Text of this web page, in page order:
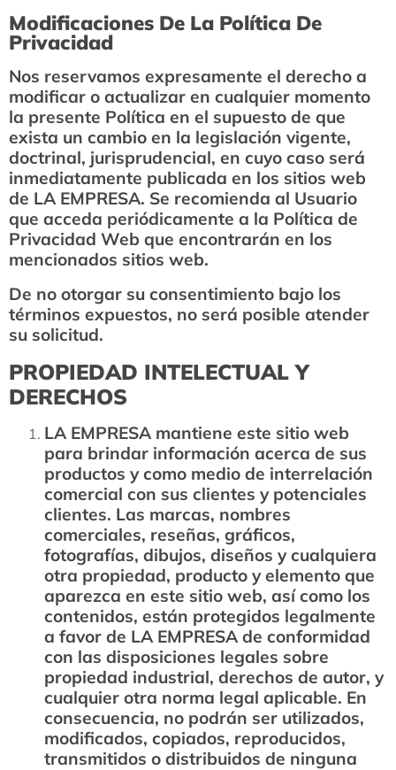
Modificaciones De La Política De
Privacidad
Nos reservamos expresamente el derecho a
modificar o actualizar en cualquier momento
la presente Política en el supuesto de que
exista un cambio en la legislación vigente,
doctrinal, jurisprudencial, en cuyo caso será
inmediatamente publicada en los sitios web
de LA EMPRESA. Se recomienda al Usuario
que acceda periódicamente a la Política de
Privacidad Web que encontrarán en los
mencionados sitios web.
De no otorgar su consentimiento bajo los
términos expuestos, no será posible atender
su solicitud.
PROPIEDAD INTELECTUAL Y
DERECHOS
LA EMPRESA mantiene este sitio web
para brindar información acerca de sus
productos y como medio de interrelación
comercial con sus clientes y potenciales
clientes. Las marcas, nombres
comerciales, reseñas, gráficos,
fotografías, dibujos, diseños y cualquiera
otra propiedad, producto y elemento que
aparezca en este sitio web, así como los
contenidos, están protegidos legalmente
a favor de LA EMPRESA de conformidad
con las disposiciones legales sobre
propiedad industrial, derechos de autor, y
cualquier otra norma legal aplicable. En
consecuencia, no podrán ser utilizados,
modificados, copiados, reproducidos,
transmitidos o distribuidos de ninguna